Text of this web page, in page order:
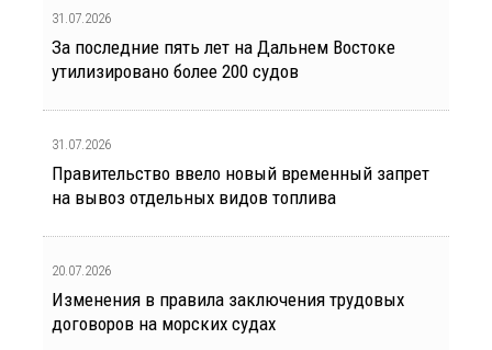
31.07.2026
За последние пять лет на Дальнем Востоке
утилизировано более 200 судов
31.07.2026
Правительство ввело новый временный запрет
на вывоз отдельных видов топлива
20.07.2026
Изменения в правила заключения трудовых
договоров на морских судах